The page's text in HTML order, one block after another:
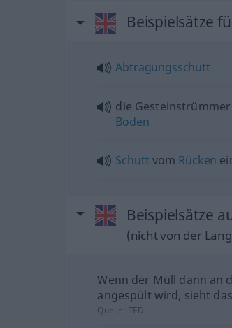
Beispielsätze
Abtragungsschutt
die
Boden
Schutt vom Rücken
Beispielsätze
(nicht von der
Wenn der Müll dann an
angespült wird, sieht
Quelle: TED